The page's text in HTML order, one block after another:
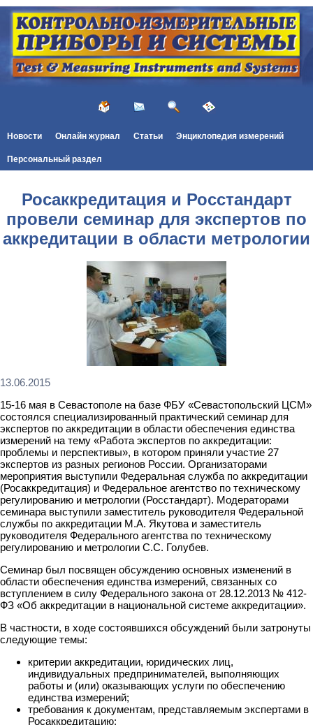
Новости Онлайн журнал Статьи Энциклопедия измерений
Персональный раздел
Росаккредитация и Росстандарт
провели семинар для экспертов по
аккредитации в области метрологии
13.06.2015
15-16 мая в Севастополе на базе ФБУ «Севастопольский ЦСМ»
состоялся специализированный практический семинар для
экспертов по аккредитации в области обеспечения единства
измерений на тему «Работа экспертов по аккредитации:
проблемы и перспективы», в котором приняли участие 27
экспертов из разных регионов России. Организаторами
мероприятия выступили Федеральная служба по аккредитации
(Росаккредитация) и Федеральное агентство по техническому
регулированию и метрологии (Росстандарт). Модераторами
семинара выступили заместитель руководителя Федеральной
службы по аккредитации М.А. Якутова и заместитель
руководителя Федерального агентства по техническому
регулированию и метрологии С.С. Голубев.
Семинар был посвящен обсуждению основных изменений в
области обеспечения единства измерений, связанных со
вступлением в силу Федерального закона от 28.12.2013 № 412-
ФЗ «Об аккредитации в национальной системе аккредитации».
В частности, в ходе состоявшихся обсуждений были затронуты
следующие темы:
критерии аккредитации, юридических лиц,
индивидуальных предпринимателей, выполняющих
работы и (или) оказывающих услуги по обеспечению
единства измерений;
требования к документам, представляемым экспертами в
Росаккредитацию;